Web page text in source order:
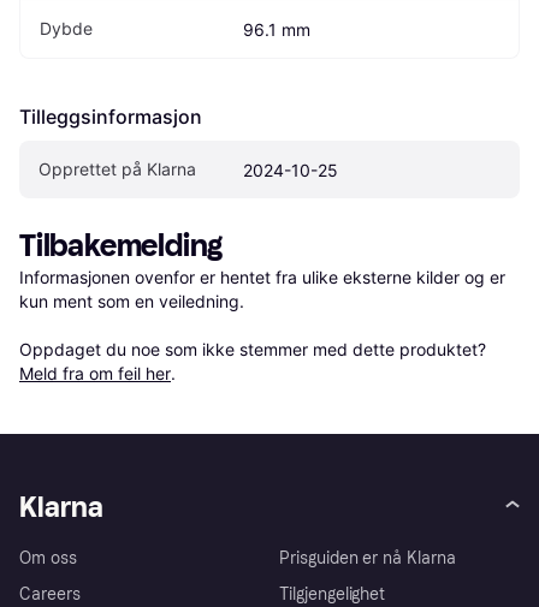
Dybde 96.1 mm
Tilleggsinformasjon
Opprettet på Klarna 2024-10-25
Tilbakemelding
Informasjonen ovenfor er hentet fra ulike eksterne kilder og er
kun ment som en veiledning.
Oppdaget du noe som ikke stemmer med dette produktet?
Meld fra om feil her.
Klarna
Om oss
Careers
Prisguiden er nå Klarna
Tilgjengelighet